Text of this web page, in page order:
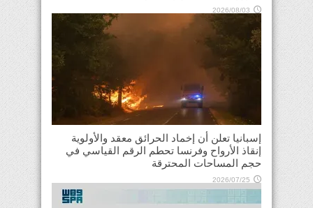
2026/08/03
إسبانيا تعلن أن إخماد الحرائق معقد والأولوية
إنقاذ الأرواح وفرنسا تحطم الرقم القياسي في
حجم المساحات المحترقة
2026/07/25